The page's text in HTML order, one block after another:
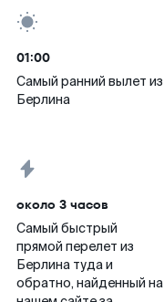
01:00
Самый ранний вылет из
Берлина
около 3 часов
Самый быстрый
прямой перелет из
Берлина туда и
обратно, найденный на